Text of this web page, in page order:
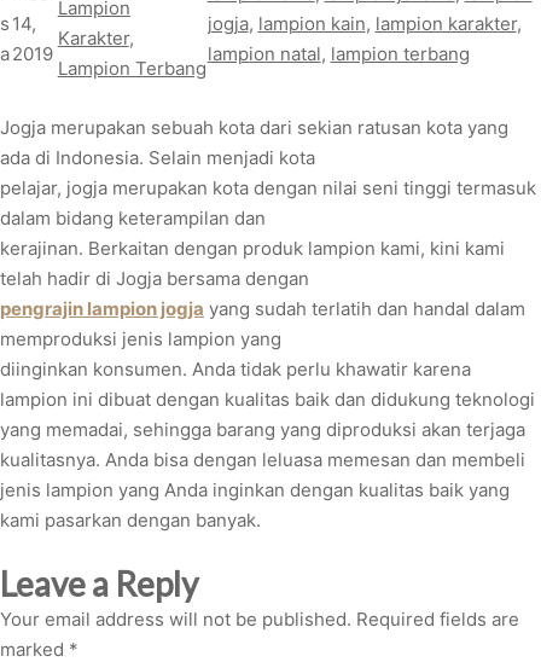
s
a
14,
2019
Lampion
Karakter
Lampion Terbang
jogja, lampion kain, lampion karakter
lampion natal, lampion terbang
Jogja merupakan sebuah kota dari sekian ratusan kota yang
ada di Indonesia. Selain menjadi kota
pelajar, jogja merupakan kota dengan nilai seni tinggi termasuk
dalam bidang keterampilan dan
kerajinan. Berkaitan dengan produk lampion kami, kini kami
telah hadir di Jogja bersama dengan
pengrajin lampion jogja yang sudah terlatih dan handal dalam
memproduksi jenis lampion yang
diinginkan konsumen. Anda tidak perlu khawatir karena
lampion ini dibuat dengan kualitas baik dan didukung teknologi
yang memadai, sehingga barang yang diproduksi akan terjaga
kualitasnya. Anda bisa dengan leluasa memesan dan membeli
jenis lampion yang Anda inginkan dengan kualitas baik yang
kami pasarkan dengan banyak.
Leave a Reply
Your email address will not be published. Required fields are
marked *